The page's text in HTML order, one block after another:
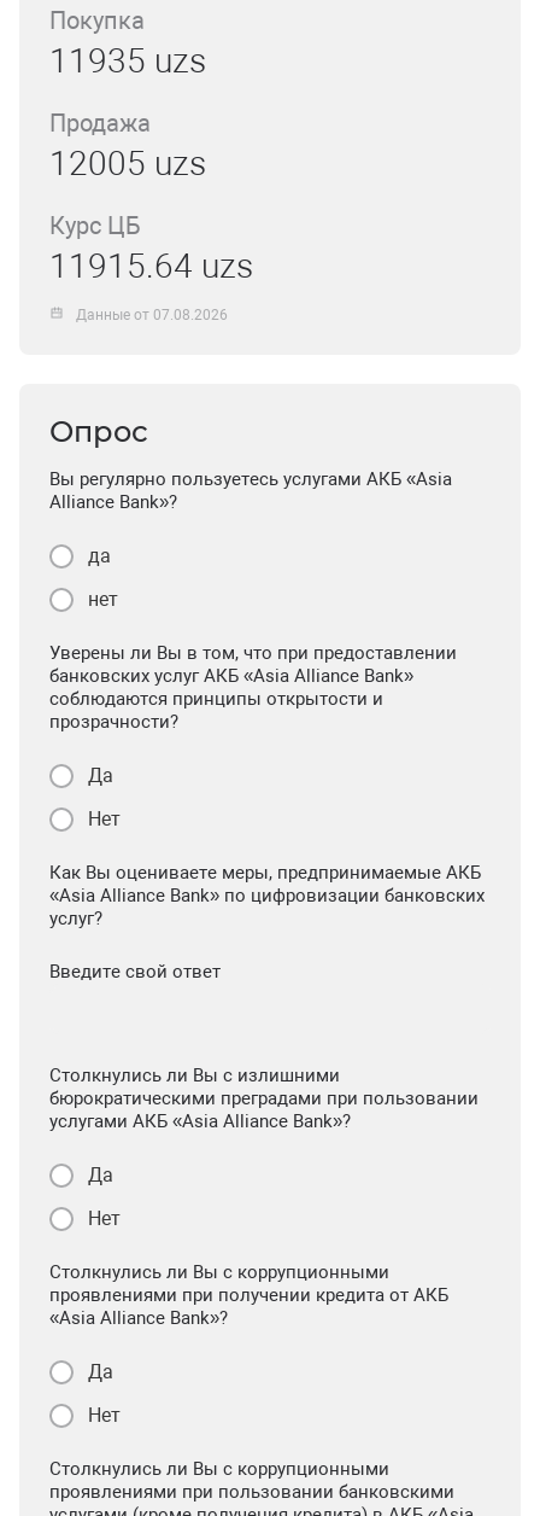
Покупка
11935 uzs
Продажа
12005 uzs
Курс ЦБ
11915.64 uzs
Данные от 07.08.2026
Опрос
Вы регулярно пользуетесь услугами АКБ «Asia
Alliance Bank»?
да
нет
Уверены ли Вы в том, что при предоставлении
банковских услуг АКБ «Asia Alliance Bank»
соблюдаются принципы открытости и
прозрачности?
Да
Нет
Как Вы оцениваете меры, предпринимаемые АКБ
«Asia Alliance Bank» по цифровизации банковских
услуг?
Введите свой ответ
Столкнулись ли Вы с излишними
бюрократическими преградами при пользовании
услугами АКБ «Asia Alliance Bank»?
Да
Нет
Столкнулись ли Вы с коррупционными
проявлениями при получении кредита от АКБ
«Asia Alliance Bank»?
Да
Нет
Столкнулись ли Вы с коррупционными
проявлениями при пользовании банковскими